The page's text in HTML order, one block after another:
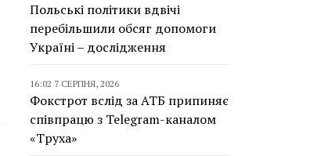
Польські політики вдвічі
перебільшили обсяг допомоги
Україні – дослідження
16:02 7 СЕРПНЯ, 2026
Фокстрот вслід за АТБ припиняє
співпрацю з Telegram-каналом
«Труха»